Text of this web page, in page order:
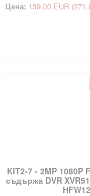
Цена: 139.00 EUR
KIT2-7 - 2MP 1080P
съдържа DVR